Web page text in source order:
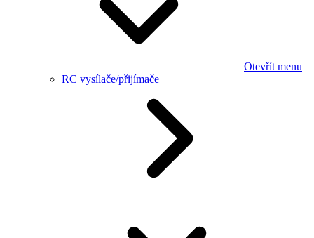
Otevřít menu
RC vysílače/přijímače